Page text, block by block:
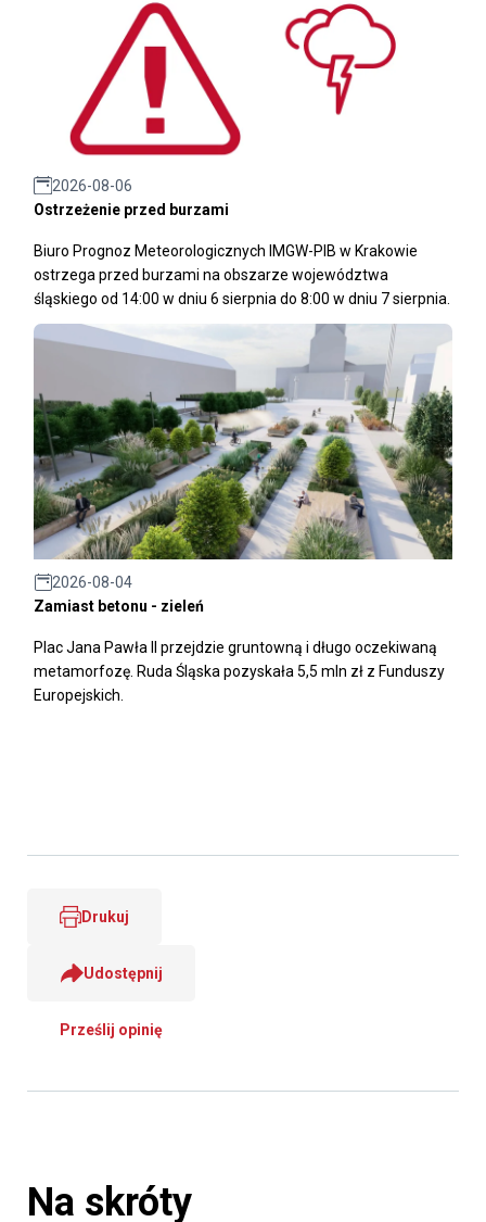
2026-08-06
Ostrzeżenie przed burzami
Biuro Prognoz Meteorologicznych IMGW-PIB w Krakowie
ostrzega przed burzami na obszarze województwa
śląskiego od 14:00 w dniu 6 sierpnia do 8:00 w dniu 7 sierpnia.
2026-08-04
Zamiast betonu - zieleń
Plac Jana Pawła II przejdzie gruntowną i długo oczekiwaną
metamorfozę. Ruda Śląska pozyskała 5,5 mln zł z Funduszy
Europejskich.
Drukuj
Udostępnij
Prześlij opinię
Na skróty